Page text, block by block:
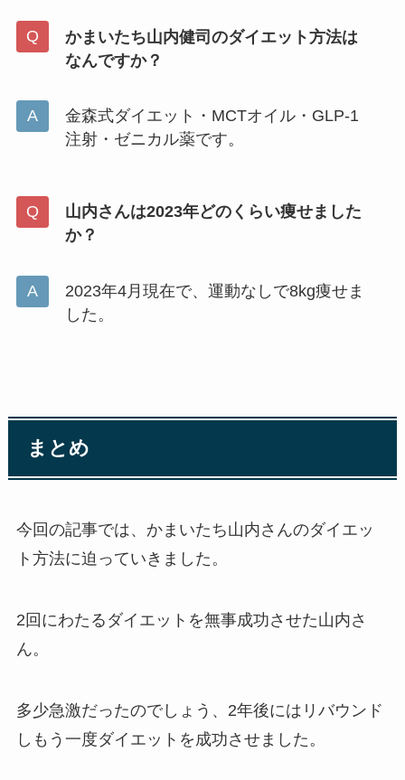
かまいたち山内健司のダイエット方法は
なんですか？
金森式ダイエット・MCTオイル・GLP-1
注射・ゼニカル薬です。
山内さんは2023年どのくらい痩せました
か？
2023年4月現在で、運動なしで8kg痩せま
した。
まとめ
今回の記事では、かまいたち山内さんのダイエッ
ト方法に迫っていきました。
2回にわたるダイエットを無事成功させた山内さ
ん。
多少急激だったのでしょう、2年後にはリバウンド
しもう一度ダイエットを成功させました。